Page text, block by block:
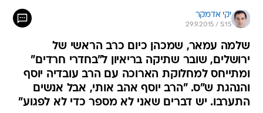
יקי אדמקר
29.9.2015 / 5:15
שלמה עמאר, שמכהן כיום כרב הראשי של
ירושלים, שובר שתיקה בריאיון ל"בחדרי חרדים"
ומתייחס למחלוקת הארוכה עם הרב עובדיה יוסף
והנהגת ש"ס. "הרב יוסף אהב אותי, אבל אנשים
התערבו. יש דברים שאני לא מספר כדי לא לפגוע"